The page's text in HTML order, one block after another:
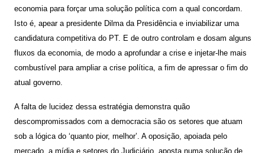
economia para forçar uma solução política com a qual concordam.
Isto é, apear a presidente Dilma da Presidência e inviabilizar uma
candidatura competitiva do PT. E de outro controlam e dosam alguns
fluxos da economia, de modo a aprofundar a crise e injetar-lhe mais
combustível para ampliar a crise política, a fim de apressar o fim do
atual governo.
A falta de lucidez dessa estratégia demonstra quão
descompromissados com a democracia são os setores que atuam
sob a lógica do ‘quanto pior, melhor’. A oposição, apoiada pelo
mercado, a mídia e setores do Judiciário, aposta numa solução de